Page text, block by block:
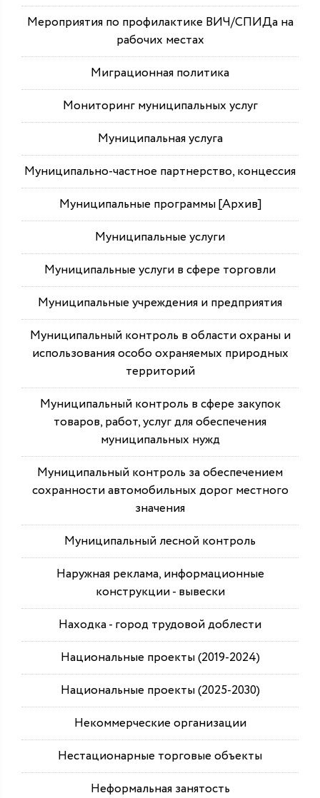
Мероприятия по профилактике ВИЧ/СПИДа на
рабочих местах
Миграционная политика
Мониторинг муниципальных услуг
Муниципальная услуга
Муниципально-частное партнерство, концессия
Муниципальные программы [Архив]
Муниципальные услуги
Муниципальные услуги в сфере торговли
Муниципальные учреждения и предприятия
Муниципальный контроль в области охраны и
использования особо охраняемых природных
территорий
Муниципальный контроль в сфере закупок
товаров, работ, услуг для обеспечения
муниципальных нужд
Муниципальный контроль за обеспечением
сохранности автомобильных дорог местного
значения
Муниципальный лесной контроль
Наружная реклама, информационные
конструкции - вывески
Находка - город трудовой доблести
Национальные проекты (2019-2024)
Национальные проекты (2025-2030)
Некоммерческие организации
Нестационарные торговые объекты
Неформальная занятость